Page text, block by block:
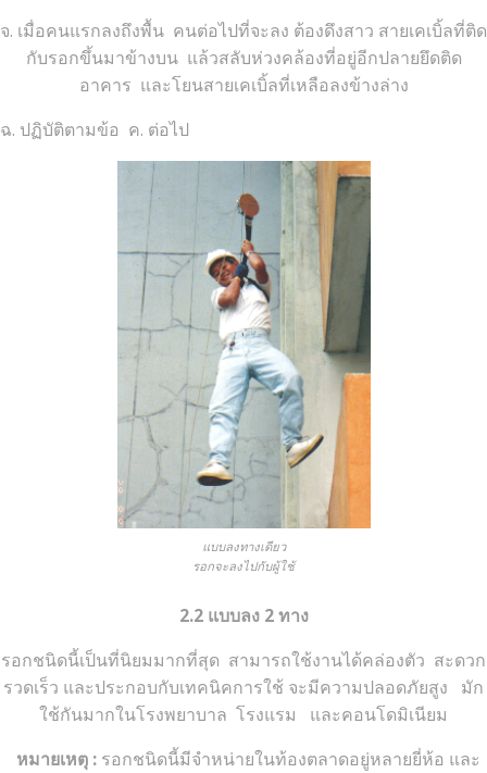
จ. เมื่อคนแรกลงถึงพื้น คนต่อไปที่จะลง ต้องดึงสาว สายเคเบิ้ลที่ติด
กับรอกขึ้นมาข้างบน แล้วสลับห่วงคล้องที่อยู่อีกปลายยึดติด
อาคาร และโยนสายเคเบิ้ลที่เหลือลงข้างล่าง
ฉ. ปฏิบัติตามข้อ ค. ต่อไป
แบบลงทางเดียว
รอกจะลงไปกับผู้ใช้
2.2 แบบลง 2 ทาง
รอกชนิดนี้เป็นที่นิยมมากที่สุด สามารถใช้งานได้คล่องตัว สะดวก
รวดเร็ว และประกอบกับเทคนิคการใช้ จะมีความปลอดภัยสูง มัก
ใช้กันมากในโรงพยาบาล โรงแรม และคอนโดมิเนียม
หมายเหตุ :รอกชนิดนี้มีจำหน่ายในท้องตลาดอยู่หลายยี่ห้อ และ